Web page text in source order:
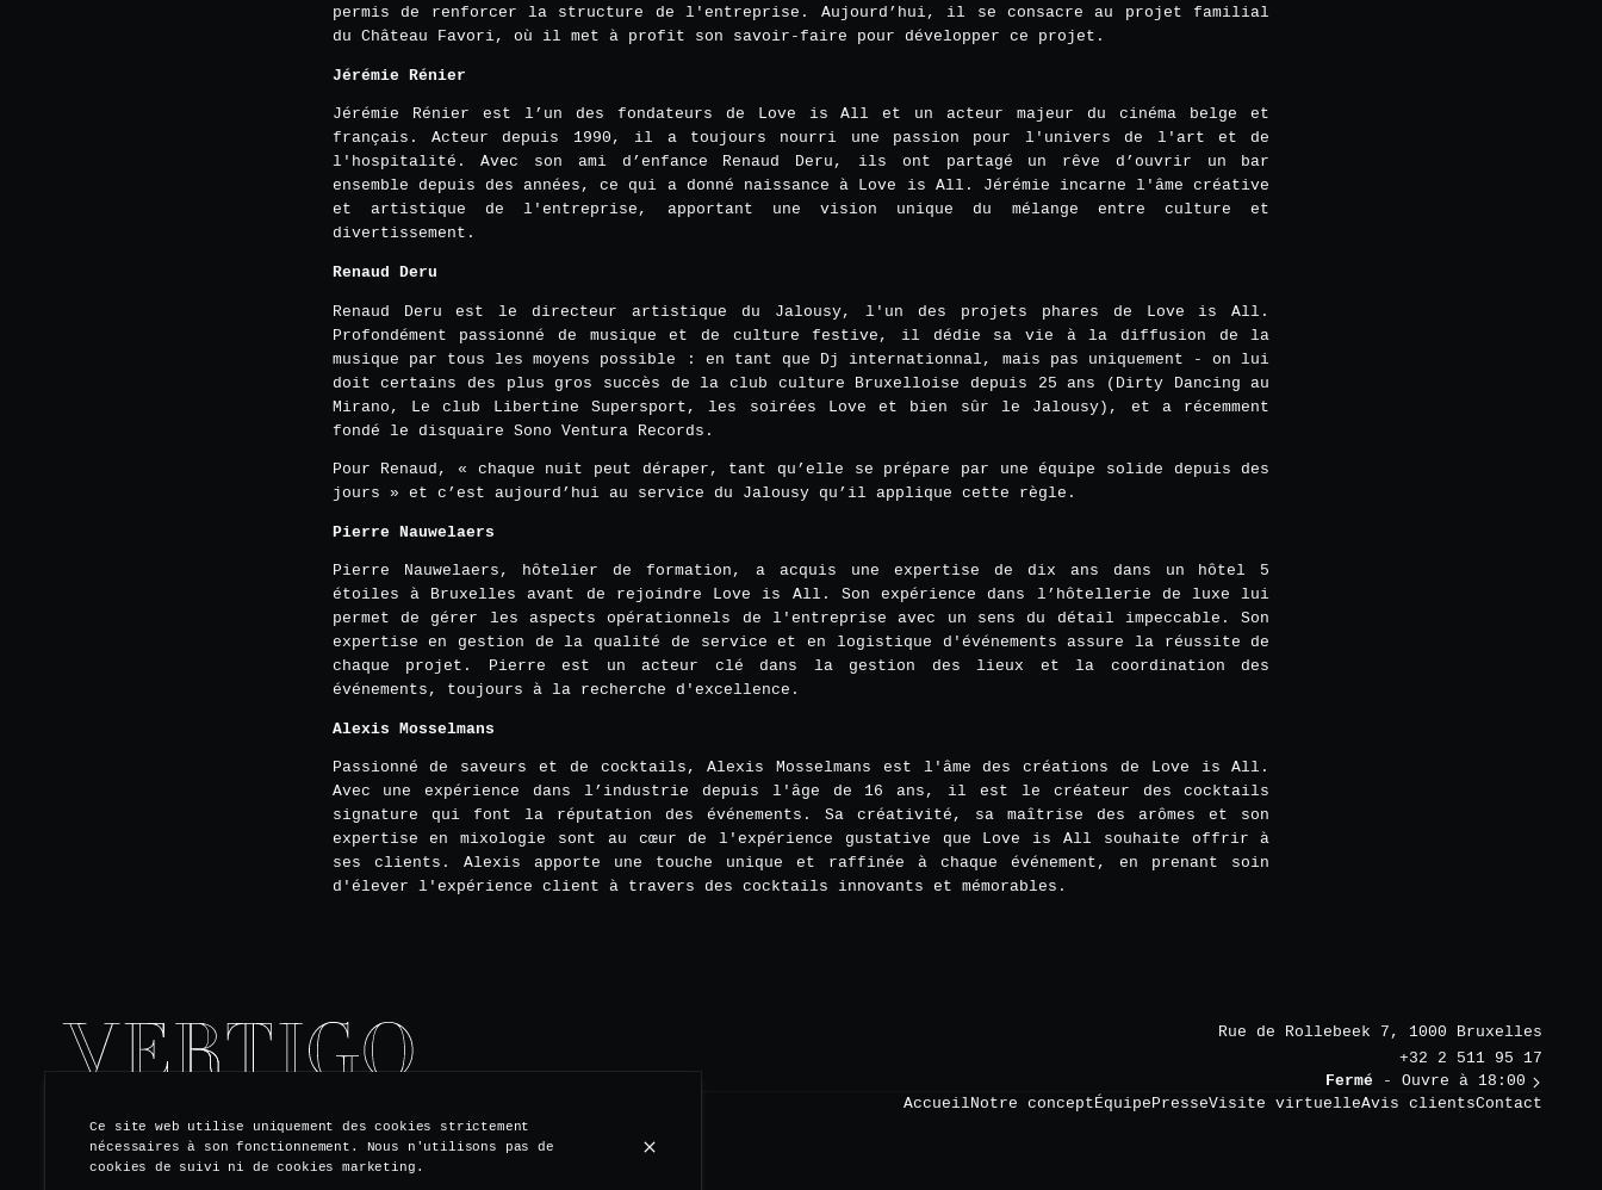
permis de renforcer la structure de l'entreprise. Aujourd’hui, il se consacre au projet familial
du Château Favori, où il met à profit son savoir-faire pour développer ce projet.
Jérémie Rénier
Jérémie Rénier est l’un des fondateurs de Love is All et un acteur majeur du cinéma belge et
français. Acteur depuis 1990, il a toujours nourri une passion pour l'univers de l'art et de
l'hospitalité. Avec son ami d’enfance Renaud Deru, ils ont partagé un rêve d’ouvrir un bar
ensemble depuis des années, ce qui a donné naissance à Love is All. Jérémie incarne l'âme créative
et artistique de l'entreprise, apportant une vision unique du mélange entre culture et
divertissement.
Renaud Deru
Renaud Deru est le directeur artistique du Jalousy, l'un des projets phares de Love is All.
Profondément passionné de musique et de culture festive, il dédie sa vie à la diffusion de la
musique par tous les moyens possible : en tant que Dj internationnal, mais pas uniquement - on lui
doit certains des plus gros succès de la club culture Bruxelloise depuis 25 ans (Dirty Dancing au
Mirano, Le club Libertine Supersport, les soirées Love et bien sûr le Jalousy), et a récemment
fondé le disquaire Sono Ventura Records.
Pour Renaud, « chaque nuit peut déraper, tant qu’elle se prépare par une équipe solide depuis des
jours » et c’est aujourd’hui au service du Jalousy qu’il applique cette règle.
Pierre Nauwelaers
Pierre Nauwelaers, hôtelier de formation, a acquis une expertise de dix ans dans un hôtel 5
étoiles à Bruxelles avant de rejoindre Love is All. Son expérience dans l’hôtellerie de luxe lui
permet de gérer les aspects opérationnels de l'entreprise avec un sens du détail impeccable. Son
expertise en gestion de la qualité de service et en logistique d'événements assure la réussite de
chaque projet. Pierre est un acteur clé dans la gestion des lieux et la coordination des
événements, toujours à la recherche d'excellence.
Alexis Mosselmans
Passionné de saveurs et de cocktails, Alexis Mosselmans est l'âme des créations de Love is All.
Avec une expérience dans l’industrie depuis l'âge de 16 ans, il est le créateur des cocktails
signature qui font la réputation des événements. Sa créativité, sa maîtrise des arômes et son
expertise en mixologie sont au cœur de l'expérience gustative que Love is All souhaite offrir à
ses clients. Alexis apporte une touche unique et raffinée à chaque événement, en prenant soin
d'élever l'expérience client à travers des cocktails innovants et mémorables.
Rue de Rollebeek 7, 1000 Bruxelles
+32 2 511 95 17
Fermé - Ouvre à 18:00
Accueil Notre concept Équipe PresseVisite virtuelleAvis clientsContact
S'ABONNER À NOTRE NEWSLETTER
Ce site web utilise uniquement des cookies strictement
nécessaires à son fonctionnement. Nous n'utilisons pas de
cookies de suivi ni de cookies marketing.